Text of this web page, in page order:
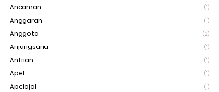
Ancaman (1)
Anggaran (1)
Anggota (2)
Anjangsana (1)
Antrian (1)
Apel (1)
Apelojol (1)